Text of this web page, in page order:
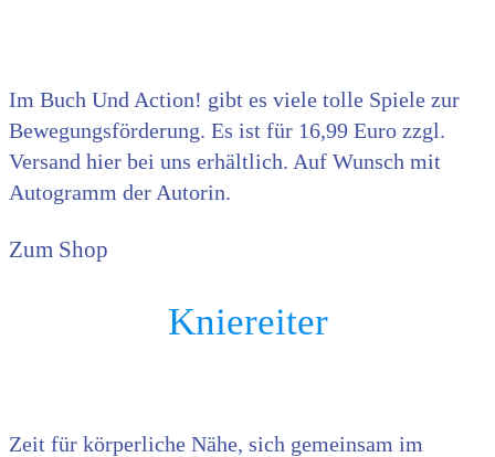
Im Buch Und Action! gibt es viele tolle Spiele zur
Bewegungsförderung. Es ist für 16,99 Euro zzgl.
Versand hier bei uns erhältlich. Auf Wunsch mit
Autogramm der Autorin.
Zum Shop
Kniereiter
Zeit für körperliche Nähe, sich gemeinsam im